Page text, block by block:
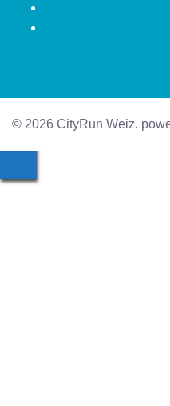
© 2026 CityRun Weiz.